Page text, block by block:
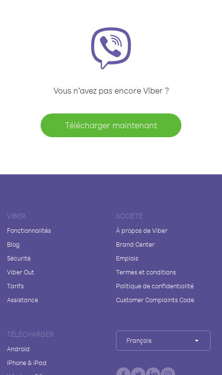
Vous n’avez pas encore Viber ?
Télécharger maintenant
VIBER
Fonctionnalités
Blog
Sécurité
Viber Out
Tarifs
Assistance
SOCIÉTÉ
À propos de Viber
Brand Center
Emplois
Termes et conditions
Politique de confidentialité
Customer Complaints Code
TÉLÉCHARGER
Android
iPhone & iPad
Français